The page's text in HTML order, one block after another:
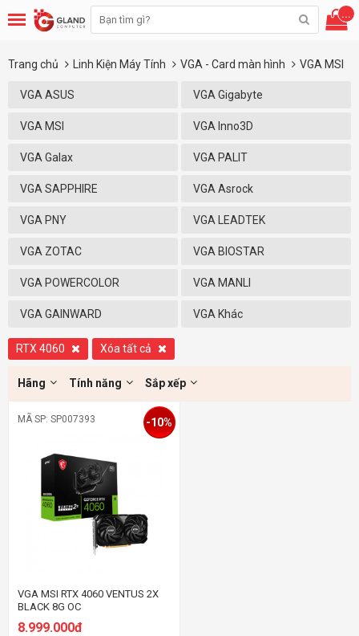
...
Trang chủ Linh Kiện Máy Tính VGA - Card màn hình VGA MSI
VGA ASUS VGA Gigabyte
VGA MSI VGA Inno3D
VGA Galax VGA PALIT
VGA SAPPHIRE VGA Asrock
VGA PNY VGA LEADTEK
VGA ZOTAC VGA BIOSTAR
VGA POWERCOLOR VGA MANLI
VGA GAINWARD VGA Khác
RTX 4060 Xóa tất cả
Hãng Tính năng Sắp xếp
MÃ SP: SP007393
VGA MSI RTX 4060 VENTUS 2X
BLACK 8G OC
8.999.000đ
-10%